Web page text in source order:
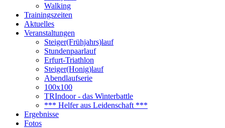
Walking
Trainingszeiten
Aktuelles
Veranstaltungen
Steiger(Frühjahrs)lauf
Stundenpaarlauf
Erfurt-Triathlon
Steiger(Honig)lauf
Abendlaufserie
100x100
TRIndoor - das Winterbattle
*** Helfer aus Leidenschaft ***
Ergebnisse
Fotos